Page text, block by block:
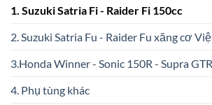
1. Suzuki Satria Fi - Raider Fi 150cc
2. Suzuki Satria Fu - Raider Fu xăng cơ
3.Honda Winner - Sonic 150R - Supra
4. Phụ tùng khác